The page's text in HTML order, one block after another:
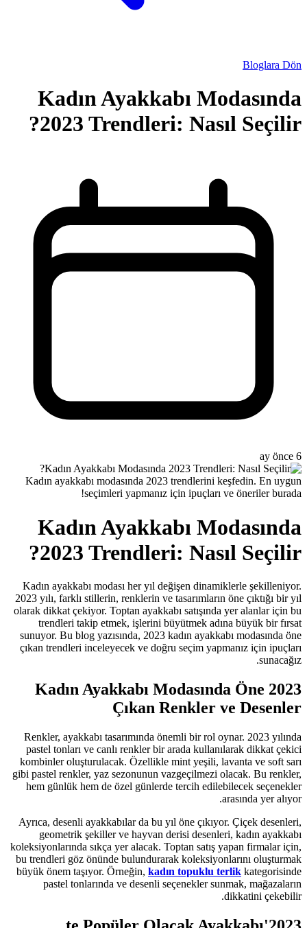
Kadın
2023
Kadın ayakkabı modasında
seçimleri yapmanız
Kadın
2023
Kadın ayakkabı modası her yıl
2023 yılı, farklı stillerin, renklerin ve
olarak dikkat çekiyor. Toptan
trendleri takip etmek, işlerini
sunuyor. Bu blog yazısında, 2023
çıkan trendleri inceleyecek ve
2023 Kadın Ayakkabı
Çıkan
Renkler, ayakkabı tasarımında
pastel tonları ve canlı renkler bir
kombinler oluşturulacak. Özellikle
gibi pastel renkler, yaz sezonunun
hem günlük hem de özel
Ayrıca, desenli ayakkabılar da bu
geometrik şekiller ve hayvan
koleksiyonlarında sıkça yer alacak.
bu trendleri göz önünde
büyük önem taşıyor. Örneğin,
pastel tonlarında ve desenli